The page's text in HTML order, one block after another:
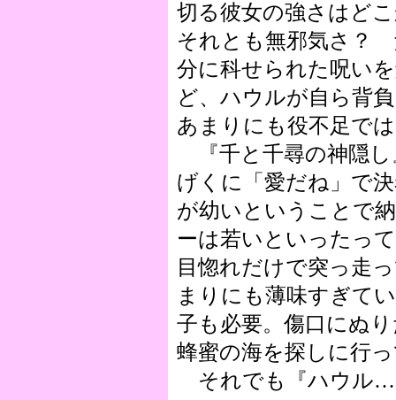
切る彼女の強さはど
それとも無邪気さ？
分に科せられた呪い
ど、ハウルが自ら背
あまりにも役不足で
『千と千尋の神隠
げくに「愛だね」で
が幼いということで
ーは若いといったっ
目惚れだけで突っ走
まりにも薄味すぎて
子も必要。傷口にぬ
蜂蜜の海を探しに行
それでも『ハウル…